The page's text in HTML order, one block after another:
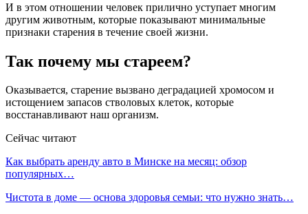
И в этом отношении человек прилично уступает многим
другим животным, которые показывают минимальные
признаки старения в течение своей жизни.
Так почему мы стареем?
Оказывается, старение вызвано деградацией хромосом и
истощением запасов стволовых клеток, которые
восстанавливают наш организм.
Сейчас читают
Как выбрать аренду авто в Минске на месяц: обзор
популярных…
Чистота в доме — основа здоровья семьи: что нужно знать…